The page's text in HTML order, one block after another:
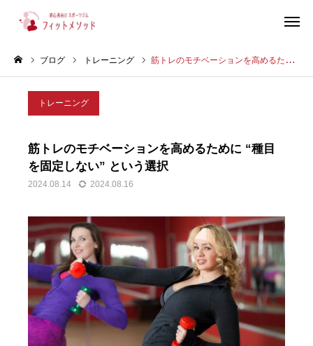
ブログ トレーニング 筋トレのモチベーションを高めるために “種目を固定しない” という選択
トレーニング
筋トレのモチベーションを高めるために “種目
を固定しない” という選択
2024.08.14 2024.08.16
見学・体験はこちらから（WEB完結30秒）
プラン・料金
お客様の声
店舗情報
お問い合わせ・ご予約